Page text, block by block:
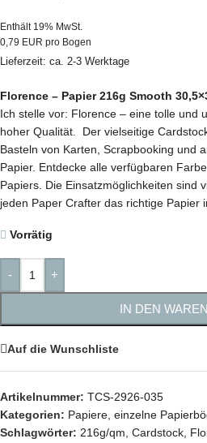
Enthält 19% MwSt.
0,79 EUR pro Bogen
Lieferzeit: ca. 2-3 Werktage
Florence – Papier 216g Smooth
Ich stelle vor: Florence – eine tolle und
hoher Qualität. Der vielseitige
Basteln von Karten, Scrapbooking und
Papier. Entdecke alle verfügbaren
Papiers. Die Einsatzmöglichkeiten sind
jeden Paper Crafter das richtige Papier
Vorrätig
- +
IN DEN
Auf die Wunschliste
Artikelnummer: TCS-2926-035
Kategorien: Papiere einzelne
Schlagwörter: 216g/qm Cardstock